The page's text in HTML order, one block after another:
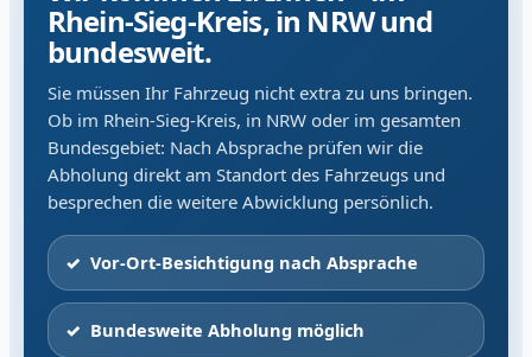
Rhein-Sieg-Kreis, in NRW und
bundesweit.
Sie müssen Ihr Fahrzeug nicht extra zu uns bringen.
Ob im Rhein-Sieg-Kreis, in NRW oder im gesamten
Bundesgebiet: Nach Absprache prüfen wir die
Abholung direkt am Standort des Fahrzeugs und
besprechen die weitere Abwicklung persönlich.
Vor-Ort-Besichtigung nach Absprache
Bundesweite Abholung möglich